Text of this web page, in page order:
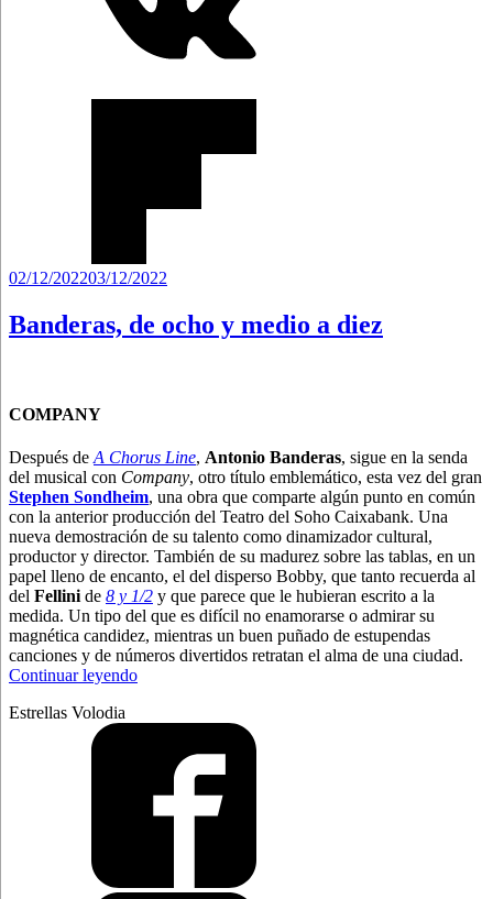
Publicado
02/12/202203/12/2022
Banderas, de ocho y medio a diez
COMPANY
Después de A Chorus Line, Antonio Banderas, sigue en la senda
del musical con Company, otro título emblemático, esta vez del gran
Stephen Sondheim, una obra que comparte algún punto en común
con la anterior producción del Teatro del Soho Caixabank. Una
nueva demostración de su talento como dinamizador cultural,
productor y director. También de su madurez sobre las tablas, en un
papel lleno de encanto, el del disperso Bobby, que tanto recuerda al
del Fellini de 8 y 1/2 y que parece que le hubieran escrito a la
medida. Un tipo del que es difícil no enamorarse o admirar su
magnética candidez, mientras un buen puñado de estupendas
canciones y de números divertidos retratan el alma de una ciudad.
Continuar leyendo“Banderas,
diez”
Estrellas Volodia